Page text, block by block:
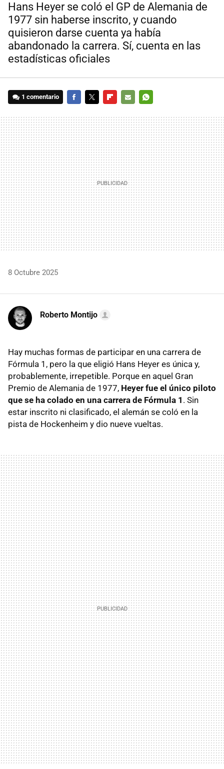
Hans Heyer se coló el GP de Alemania de
1977 sin haberse inscrito, y cuando
quisieron darse cuenta ya había
abandonado la carrera. Sí, cuenta en las
estadísticas oficiales
1 comentario
MAIL
8 Octubre 2025
Roberto Montijo
Hay muchas formas de participar en una carrera de
Fórmula 1, pero la que eligió Hans Heyer es única y,
probablemente, irrepetible. Porque en aquel Gran
Premio de Alemania de 1977, Heyer fue el único piloto
que se ha colado en una carrera de Fórmula 1 . Sin
estar inscrito ni clasificado, el alemán se coló en la
pista de Hockenheim y dio nueve vueltas.